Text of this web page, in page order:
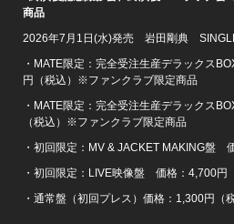
商品
2026年7月1日(水)発売 岩田剛典 SINGLE
・MATE限定：完全受注生産デラックス
円（税込）※ファンクラブ限定商品
・MATE限定：完全受注生産デラックス
（税込）※ファンクラブ限定商品
・初回限定：MV & JACKET MAKING盤
・初回限定：LIVE映像盤 価格：4,700円
・通常盤（初回プレス）価格：1,300円（税